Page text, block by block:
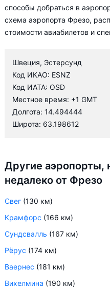
способы добраться в
схема аэропорта Фрезо,
стоимости авиабилетов и
Швеция, Эстерсунд
Код ИКАО: ESNZ
Код ИАТА: OSD
Местное время: +1 GMT
Долгота: 14.494444
Широта: 63.198612
Другие аэропорты,
недалеко от Фрезо
Свег (130 км)
Крамфорс (166 км)
Сундсвалль (167 км)
Рёрус (174 км)
Ваернес (181 км)
Вихелмина (190 км)